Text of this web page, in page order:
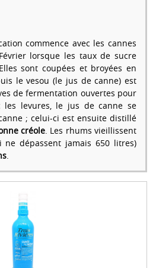
commence avec les cannes
lorsque les taux de sucre
sont coupées et broyées en
le vesou (le jus de canne) est
de fermentation ouvertes pour
les levures, le jus de canne se
; celui-ci est ensuite distillé
créole. Les rhums vieillissent
dépassent jamais 650 litres)
.